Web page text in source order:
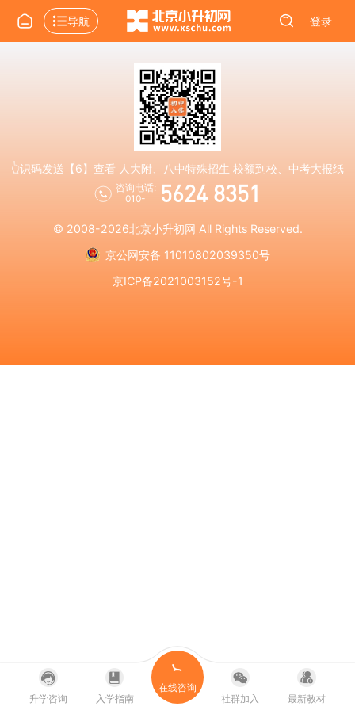
导航 登录
👆识码发送【6】查看 人大附、八中特殊招生 校额到校、中考大报纸
咨询电话:
010-
5624 8351
© 2008-2026北京小升初网 All Rights Reserved.
京公网安备 11010802039350号
京ICP备2021003152号-1
升学咨询 入学指南
在线咨询
社群加入
最新教材